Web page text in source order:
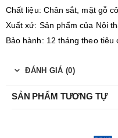
Chất liệu: Chân sắt, mặt gỗ
Xuất xứ: Sản phẩm của Nội
Bảo hành: 12 tháng theo tiêu
ĐÁNH GIÁ (0)
SẢN PHẨM TƯƠNG TỰ